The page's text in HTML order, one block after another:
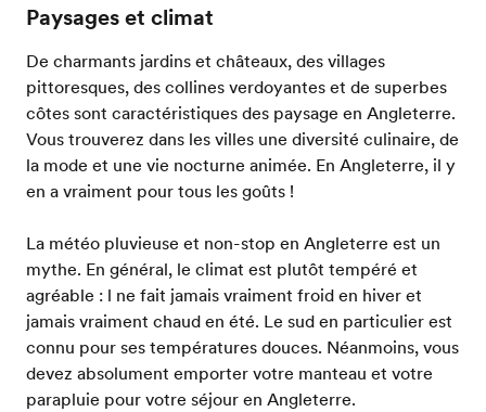
Paysages et climat
De charmants jardins et châteaux, des villages
pittoresques, des collines verdoyantes et de superbes
côtes sont caractéristiques des paysage en Angleterre.
Vous trouverez dans les villes une diversité culinaire, de
la mode et une vie nocturne animée. En Angleterre, il y
en a vraiment pour tous les goûts !
La météo pluvieuse et non-stop en Angleterre est un
mythe. En général, le climat est plutôt tempéré et
agréable : l ne fait jamais vraiment froid en hiver et
jamais vraiment chaud en été. Le sud en particulier est
connu pour ses températures douces. Néanmoins, vous
devez absolument emporter votre manteau et votre
parapluie pour votre séjour en Angleterre.